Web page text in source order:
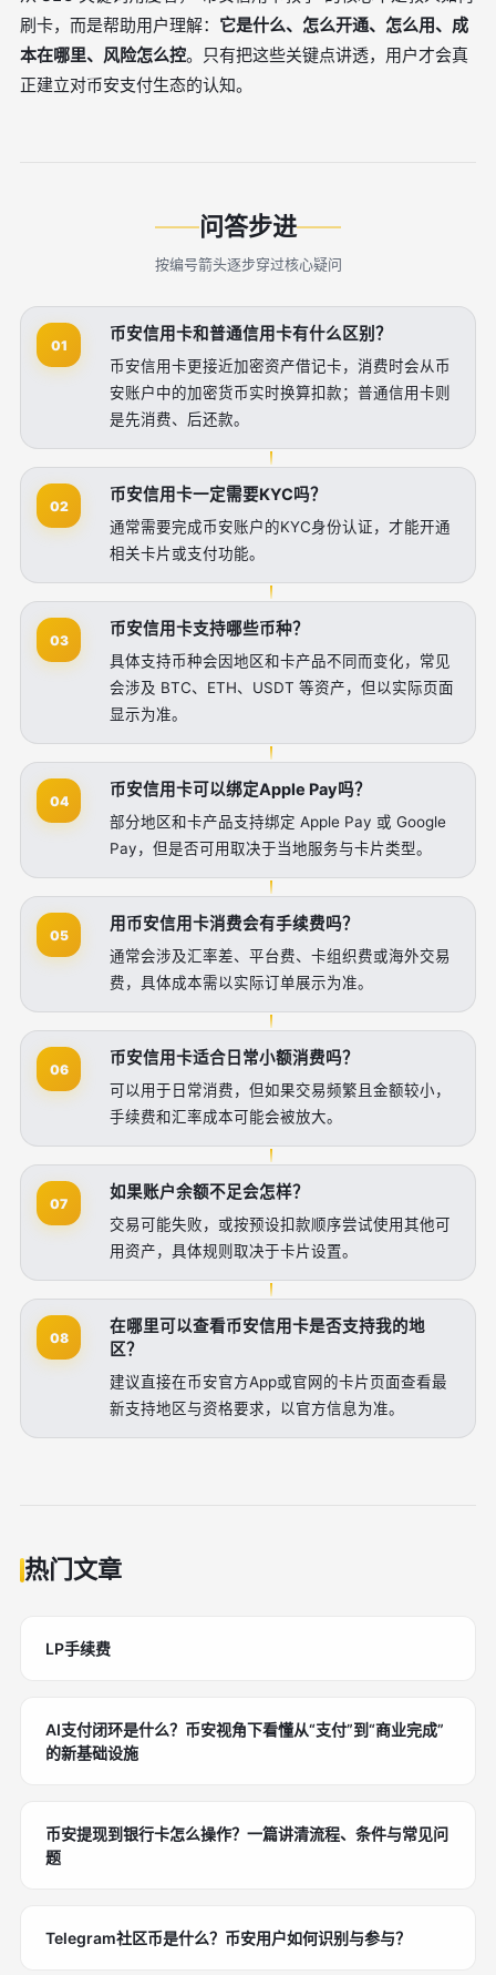
刷卡，而是帮助用户理解： 它是什么、怎么开通、怎么用、成
本在哪里、风险怎么控。只有把这些关键点讲透，用户才会真
正建立对币安支付生态的认知。
问答步进
按编号箭头逐步穿过核心疑问
01
币安信用卡和普通信用卡有什么区别？
币安信用卡更接近加密资产借记卡，消费时会从币
安账户中的加密货币实时换算扣款；普通信用卡则
是先消费、后还款。
02
币安信用卡一定需要KYC吗？
通常需要完成币安账户的KYC身份认证，才能开通
相关卡片或支付功能。
03
币安信用卡支持哪些币种？
具体支持币种会因地区和卡产品不同而变化，常见
会涉及 BTC、ETH、USDT 等资产，但以实际页面
显示为准。
04
币安信用卡可以绑定Apple Pay吗？
部分地区和卡产品支持绑定 Apple Pay 或 Google
Pay，但是否可用取决于当地服务与卡片类型。
05
用币安信用卡消费会有手续费吗？
通常会涉及汇率差、平台费、卡组织费或海外交易
费，具体成本需以实际订单展示为准。
06
币安信用卡适合日常小额消费吗？
可以用于日常消费，但如果交易频繁且金额较小，
手续费和汇率成本可能会被放大。
07
如果账户余额不足会怎样？
交易可能失败，或按预设扣款顺序尝试使用其他可
用资产，具体规则取决于卡片设置。
08
在哪里可以查看币安信用卡是否支持我的地
区？
建议直接在币安官方App或官网的卡片页面查看最
新支持地区与资格要求，以官方信息为准。
热门文章
LP手续费
AI支付闭环是什么？币安视角下看懂从“支付”到“商业完成”
的新基础设施
币安提现到银行卡怎么操作？一篇讲清流程、条件与常见问
题
Telegram社区币是什么？币安用户如何识别与参与？